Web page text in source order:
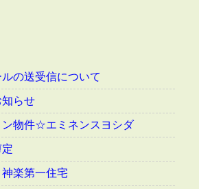
ルの送受信について
らせ
ン物件☆エミネンスヨシダ
楽第一住宅